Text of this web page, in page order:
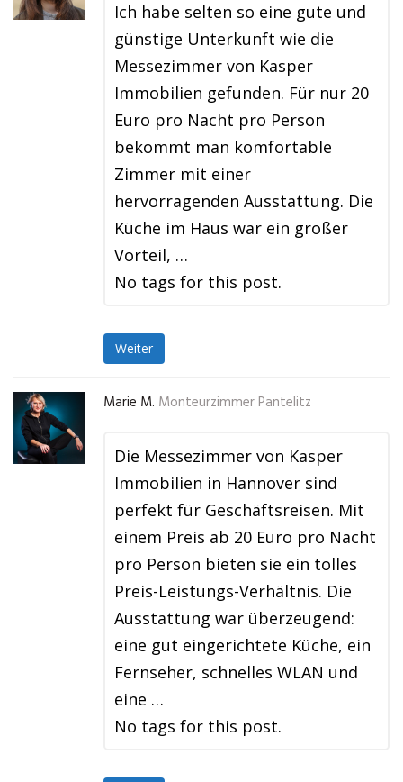
Ich habe selten so eine gute und
günstige Unterkunft wie die
Messezimmer von Kasper
Immobilien gefunden. Für nur 20
Euro pro Nacht pro Person
bekommt man komfortable
Zimmer mit einer
hervorragenden Ausstattung. Die
Küche im Haus war ein großer
Vorteil, …
No tags for this post.
Weiter
Marie M. Monteurzimmer Pantelitz
Die Messezimmer von Kasper
Immobilien in Hannover sind
perfekt für Geschäftsreisen. Mit
einem Preis ab 20 Euro pro Nacht
pro Person bieten sie ein tolles
Preis-Leistungs-Verhältnis. Die
Ausstattung war überzeugend:
eine gut eingerichtete Küche, ein
Fernseher, schnelles WLAN und
eine …
No tags for this post.